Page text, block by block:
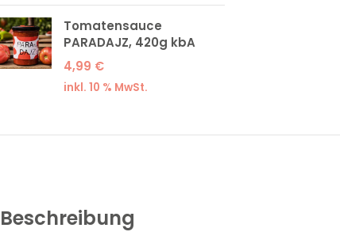
Tomatensauce
PARADAJZ, 420g kbA
4,99 €
inkl. 10 % MwSt.
Beschreibung